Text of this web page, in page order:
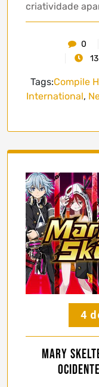
criatividade
0
Tags:Compile
International,
4
Mary